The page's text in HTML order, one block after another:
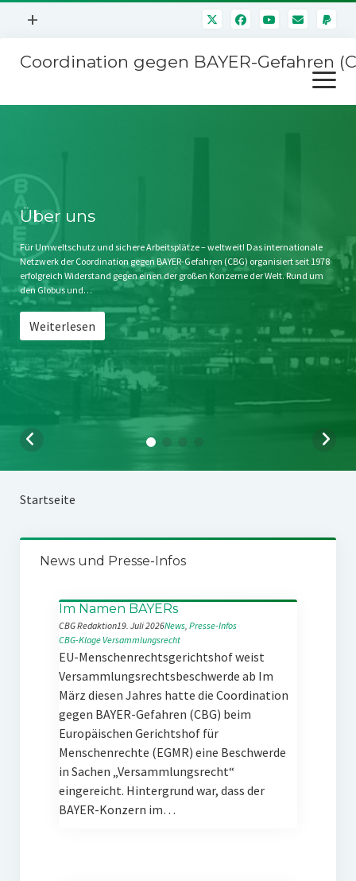
Menü
+
Mitmachen
Kontakt
Impressum
Störfälle
Coordination gegen BAYER-Gefahren
Menü
öffnen
Stichwort BAYER
Jahrestagung
SPENDEN
Über uns
Für Umweltschutz und sichere Arbeitsplätze – weltweit! Das internationale
Netzwerk der Coordination gegen BAYER-Gefahren (CBG) organisiert seit 1978
erfolgreich Widerstand gegen einen der großen Konzerne der Welt. Rund um
den Globus und…
Weiterlesen
Startseite
News und Presse-Infos
Im Namen BAYERs
CBG Redaktion19. Juli 2026News, Presse-Infos
CBG-Klage Versammlungsrecht
EU-Menschenrechtsgerichtshof weist
Versammlungsrechtsbeschwerde ab Im
März diesen Jahres hatte die Coordination
gegen BAYER-Gefahren (CBG) beim
Europäischen Gerichtshof für
Menschenrechte (EGMR) eine Beschwerde
in Sachen „Versammlungsrecht“
eingereicht. Hintergrund war, dass der
BAYER-Konzern im…